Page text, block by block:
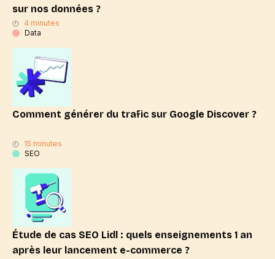
sur nos données ?
4 minutes
Data
Comment générer du trafic sur Google Discover ?
15 minutes
SEO
Étude de cas SEO Lidl : quels enseignements 1 an
après leur lancement e-commerce ?